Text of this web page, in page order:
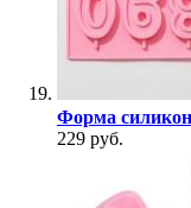
Форма
229 руб.